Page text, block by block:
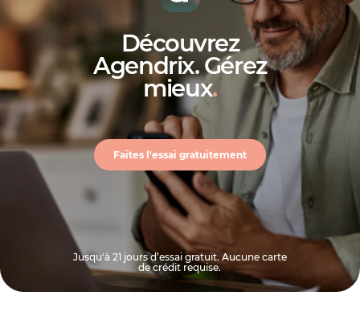
Découvrez
Agendrix. Gérez
mieux.
Faites l'essai gratuitement
Jusqu'à 21 jours d’essai gratuit. Aucune carte
de crédit requise.